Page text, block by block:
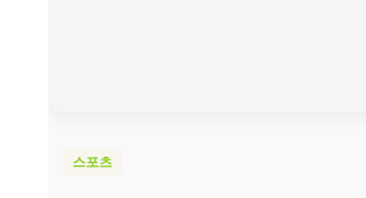
스포츠